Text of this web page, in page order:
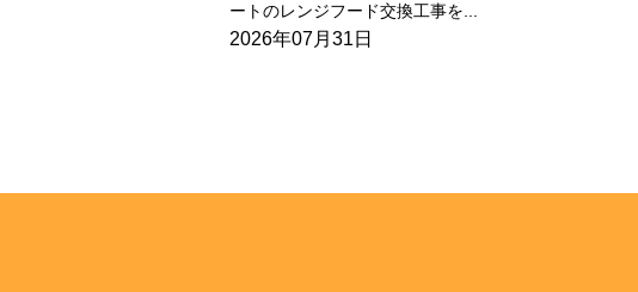
ートのレンジフード交換工事を...
2026年07月31日